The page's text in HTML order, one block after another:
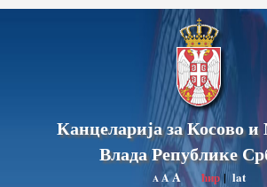
Канцеларија за Косово и
Влада Републике
A AA ћир|lat